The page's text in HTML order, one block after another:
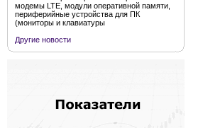
модемы LTE, модули оперативной памяти,
периферийные устройства для ПК
(мониторы и клавиатуры
Другие новости